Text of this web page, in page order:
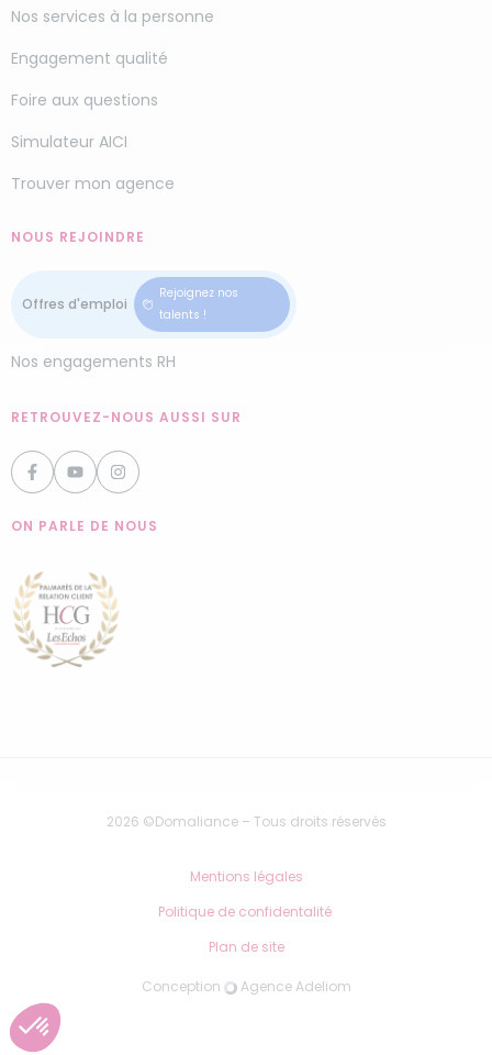
Nos services à la personne
Engagement qualité
Foire aux questions
Simulateur AICI
Trouver mon agence
NOUS REJOINDRE
Rejoignez nos
talents !
Nos engagements RH
RETROUVEZ-NOUS AUSSI SUR
ON PARLE DE NOUS
2026 ©Domaliance – Tous droits réservés
Mentions légales
Politique de confidentalité
Plan de site
Conception Agence Adeliom